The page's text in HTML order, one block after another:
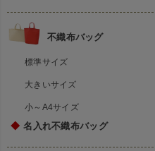
不織布バッグ
標準サイズ
大きいサイズ
小～A4サイズ
◆ 名入れ不織布バッグ